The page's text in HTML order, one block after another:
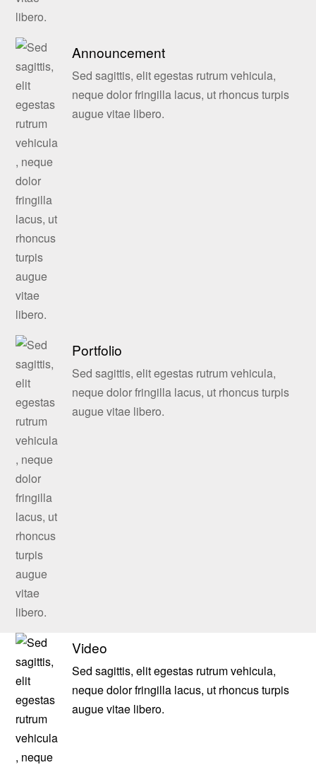
Announcement
Sed sagittis, elit egestas rutrum vehicula,
neque dolor fringilla lacus, ut rhoncus turpis
augue vitae libero.
Portfolio
Sed sagittis, elit egestas rutrum vehicula,
neque dolor fringilla lacus, ut rhoncus turpis
augue vitae libero.
Video
Sed sagittis, elit egestas rutrum vehicula,
neque dolor fringilla lacus, ut rhoncus turpis
augue vitae libero.